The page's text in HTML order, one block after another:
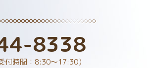
8338
付時間：8:30～17:30）